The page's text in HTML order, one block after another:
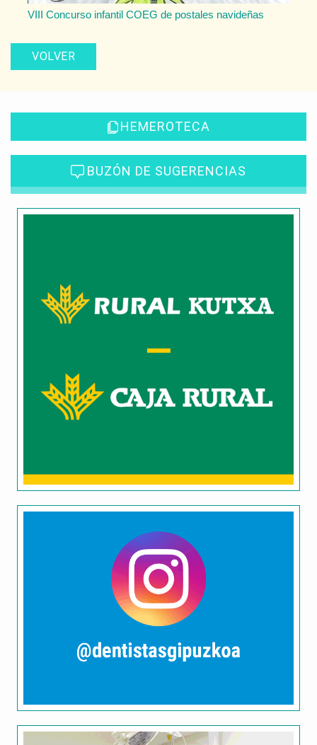
VIII Concurso infantil COEG de postales navideñas
VOLVER
HEMEROTECA
BUZÓN DE SUGERENCIAS